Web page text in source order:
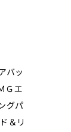
バッ
Ｇエ
グパ
＆リ